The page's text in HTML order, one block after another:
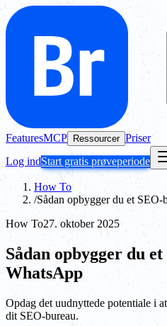
FeaturesMCP Ressourcer Priser
Log indStart gratis prøveperiode
How To
/Sådan opbygger du et
How To27. oktober 2025
Sådan opbygger du
WhatsApp
Opdag det uudnyttede potentiale i
dit SEO-bureau.